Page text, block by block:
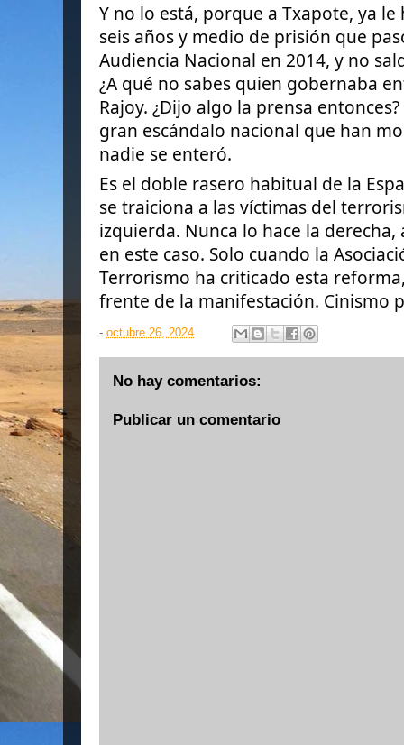
Y no lo está, porque a Txapote, ya
seis años y medio de prisión que
Audiencia Nacional en 2014, y no
¿A qué no sabes quien gobernaba
Rajoy. ¿Dijo algo la prensa
gran escándalo nacional que han
nadie se enteró.
Es el doble rasero habitual de la
se traiciona a las víctimas del
izquierda. Nunca lo hace la
en este caso. Solo cuando la
Terrorismo ha criticado esta
frente de la manifestación. Cinismo
- octubre 26, 2024
No hay comentarios:
Publicar un comentario